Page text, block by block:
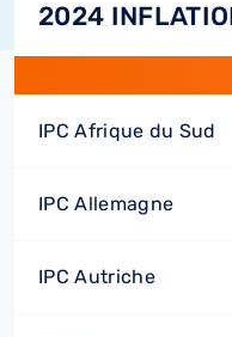
2024
IPC Afrique du Sud
IPC Allemagne
IPC Autriche